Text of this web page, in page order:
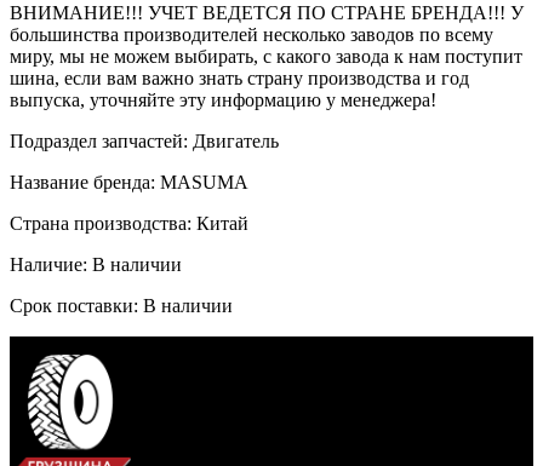
ВНИМАНИЕ!!! УЧЕТ ВЕДЕТСЯ ПО СТРАНЕ БРЕНДА!!! У
большинства производителей несколько заводов по всему
миру, мы не можем выбирать, с какого завода к нам поступит
шина, если вам важно знать страну производства и год
выпуска, уточняйте эту информацию у менеджера!
Подраздел запчастей: Двигатель
Название бренда: MASUMA
Страна производства: Китай
Наличие: В наличии
Срок поставки: В наличии